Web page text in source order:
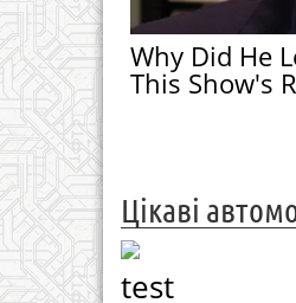
Why Did He
This Show's
Цікаві
test